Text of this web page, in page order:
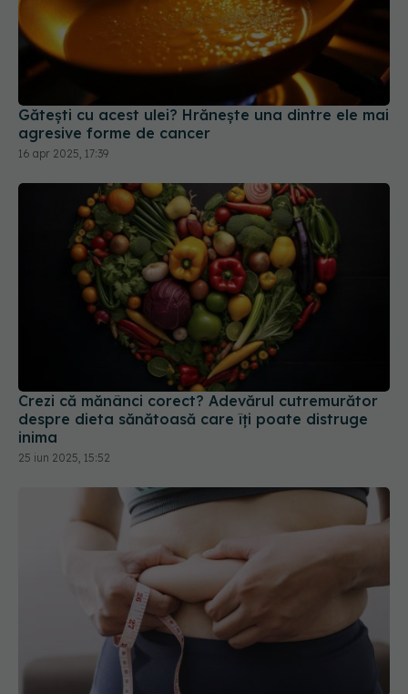
Gătești cu acest ulei? Hrănește una dintre ele mai
agresive forme de cancer
16 apr 2025, 17:39
Crezi că mănânci corect? Adevărul cutremurător
despre dieta sănătoasă care îți poate distruge
inima
25 iun 2025, 15:52